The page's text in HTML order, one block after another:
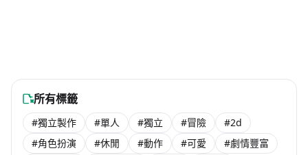
NT$ 188
所有標籤
#獨立製作 #單人 #獨立 #冒險
#2d
#角色扮演
#休閒 #動作 #可愛
#劇情豐富